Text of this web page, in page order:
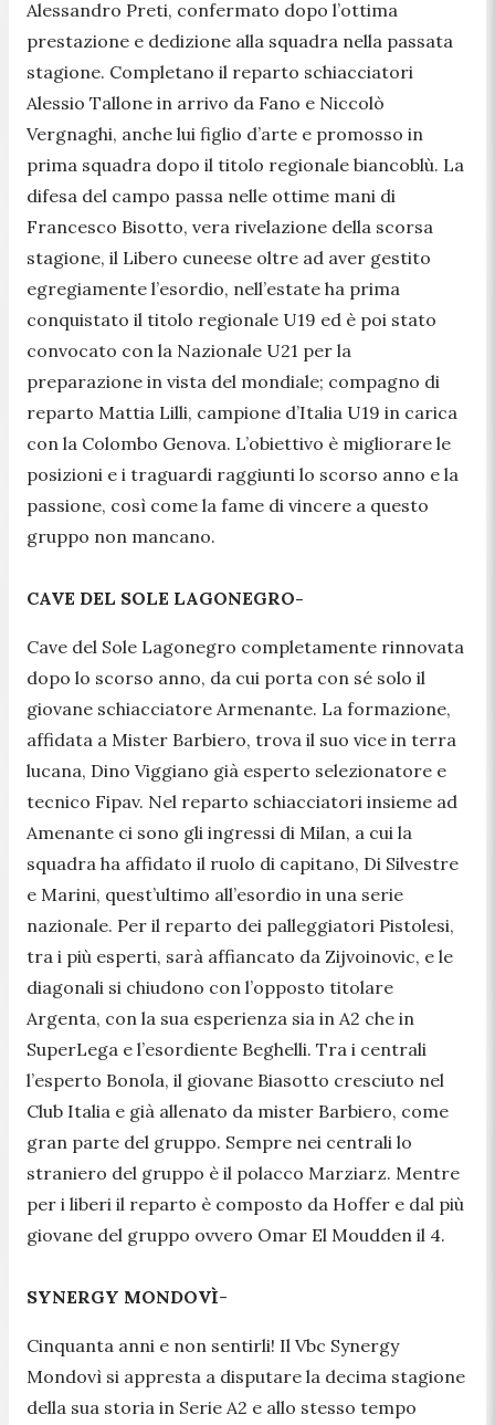
Alessandro Preti, confermato dopo l’ottima
prestazione e dedizione alla squadra nella passata
stagione. Completano il reparto schiacciatori
Alessio Tallone in arrivo da Fano e Niccolò
Vergnaghi, anche lui figlio d’arte e promosso in
prima squadra dopo il titolo regionale biancoblù. La
difesa del campo passa nelle ottime mani di
Francesco Bisotto, vera rivelazione della scorsa
stagione, il Libero cuneese oltre ad aver gestito
egregiamente l’esordio, nell’estate ha prima
conquistato il titolo regionale U19 ed è poi stato
convocato con la Nazionale U21 per la
preparazione in vista del mondiale; compagno di
reparto Mattia Lilli, campione d’Italia U19 in carica
con la Colombo Genova. L’obiettivo è migliorare le
posizioni e i traguardi raggiunti lo scorso anno e la
passione, così come la fame di vincere a questo
gruppo non mancano.
CAVE DEL SOLE LAGONEGRO-
Cave del Sole Lagonegro completamente rinnovata
dopo lo scorso anno, da cui porta con sé solo il
giovane schiacciatore Armenante. La formazione,
affidata a Mister Barbiero, trova il suo vice in terra
lucana, Dino Viggiano già esperto selezionatore e
tecnico Fipav. Nel reparto schiacciatori insieme ad
Amenante ci sono gli ingressi di Milan, a cui la
squadra ha affidato il ruolo di capitano, Di Silvestre
e Marini, quest’ultimo all’esordio in una serie
nazionale. Per il reparto dei palleggiatori Pistolesi,
tra i più esperti, sarà affiancato da Zijvoinovic, e le
diagonali si chiudono con l’opposto titolare
Argenta, con la sua esperienza sia in A2 che in
SuperLega e l’esordiente Beghelli. Tra i centrali
l’esperto Bonola, il giovane Biasotto cresciuto nel
Club Italia e già allenato da mister Barbiero, come
gran parte del gruppo. Sempre nei centrali lo
straniero del gruppo è il polacco Marziarz. Mentre
per i liberi il reparto è composto da Hoffer e dal più
giovane del gruppo ovvero Omar El Moudden il 4.
SYNERGY MONDOVÌ-
Cinquanta anni e non sentirli! Il Vbc Synergy
Mondovì si appresta a disputare la decima stagione
della sua storia in Serie A2 e allo stesso tempo